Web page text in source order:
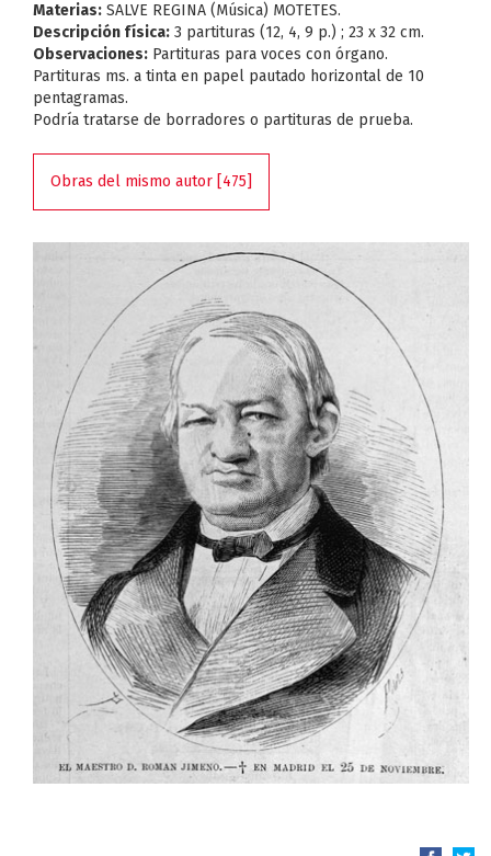
Materias: SALVE REGINA (Música) MOTETES.
Descripción física: 3 partituras (12, 4, 9 p.) ; 23 x 32 cm.
Observaciones: Partituras para voces con órgano.
Partituras ms. a tinta en papel pautado horizontal de 10
pentagramas.
Podría tratarse de borradores o partituras de prueba.
Obras del mismo autor [475]